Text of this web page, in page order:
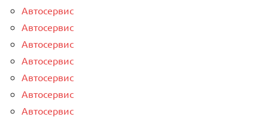
Автосервис
Автосервис
Автосервис
Автосервис
Автосервис
Автосервис
Автосервис